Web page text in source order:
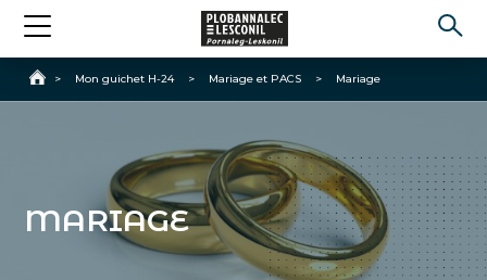
Accueil
> Mon guichet H-24 > Mariage et PACS > Mariage
MARIAGE